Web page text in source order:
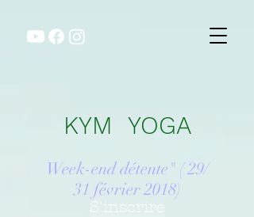
KYM YOGA
Week-end détente" ( 29/
31 février 2018)
S'inscrire